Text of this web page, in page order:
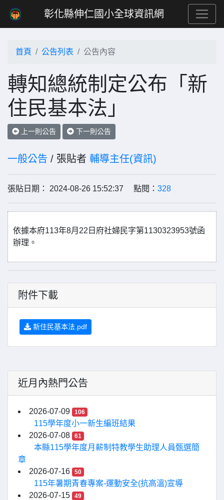
彰化縣伸仁國小全球資訊網
首頁 公告列表 公告內容
轉知總統制定公布「新
住民基本法」
上一則公告 下一則公告
一般公告 / 張貼者 輔導主任(資訊)
張貼日期： 2024-08-26 15:52:37 點閱： 328
依據本府113年8月22日府社婦民字第1130323953號函
辦理。
附件下載
新住民基本法.pdf
近月內熱門公告
2026-07-09 106
115學年度小一新生編班結果
2026-07-08
61
本縣115學年度月薪制特教學生助理人員甄選簡
章
2026-07-16
50
115年暑期青春專案-運動安全(抗高溫)宣導
2026-07-15
49